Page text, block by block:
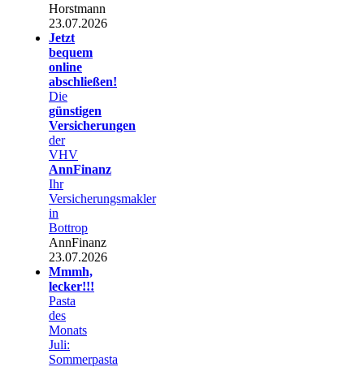
Horstmann
23.07.2026
Jetzt
bequem
online
abschließen!
Die
günstigen
Versicherungen
der
VHV
AnnFinanz
Ihr
Versicherungsmakler
in
Bottrop
AnnFinanz
23.07.2026
Mmmh,
lecker!!!
Pasta
des
Monats
Juli:
Sommerpasta